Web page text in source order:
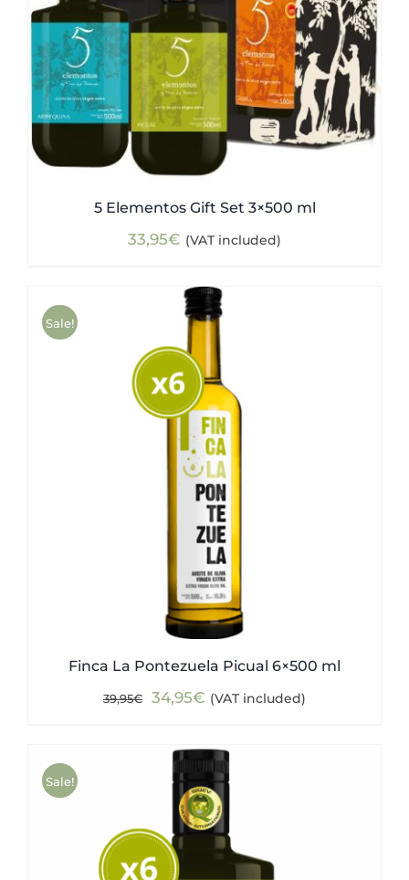
5 Elementos Gift Set 3×500 ml
33,95€ (VAT included)
Sale!
Finca La Pontezuela Picual 6×500 ml
39,95€
Original
was:
39,95€.
34,95€ Current
is:
34,95€.
(VAT included)
Sale!